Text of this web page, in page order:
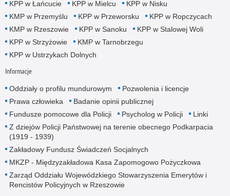
KPP w Łańcucie
KPP w Mielcu
KPP w Nisku
KMP w Przemyślu
KPP w Przeworsku
KPP w Ropczycach
KMP w Rzeszowie
KPP w Sanoku
KPP w Stalowej Woli
KPP w Strzyżowie
KMP w Tarnobrzegu
KPP w Ustrzykach Dolnych
Informacje
Oddziały o profilu mundurowym
Pozwolenia i licencje
Prawa człowieka
Badanie opinii publicznej
Fundusze pomocowe dla Policji
Psycholog w Policji
Linki
Z dziejów Policji Państwowej na terenie obecnego Podkarpacia
(1919 - 1939)
Zakładowy Fundusz Świadczeń Socjalnych
MKZP - Międzyzakładowa Kasa Zapomogowo Pożyczkowa
Zarząd Oddziału Wojewódzkiego Stowarzyszenia Emerytów i
Rencistów Policyjnych w Rzeszowie